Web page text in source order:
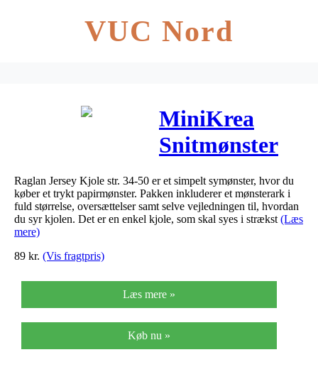
VUC Nord
MiniKrea
Snitmønster
70044 Raglan
Jersey Kjole
str. 34-50
Raglan Jersey Kjole str. 34-50 er et simpelt symønster, hvor du
køber et trykt papirmønster. Pakken inkluderer et mønsterark i
fuld størrelse, oversættelser samt selve vejledningen til, hvordan
du syr kjolen. Det er en enkel kjole, som skal syes i strækst (Læs
mere)
89 kr. (Vis fragtpris)
Læs mere »
Køb nu »